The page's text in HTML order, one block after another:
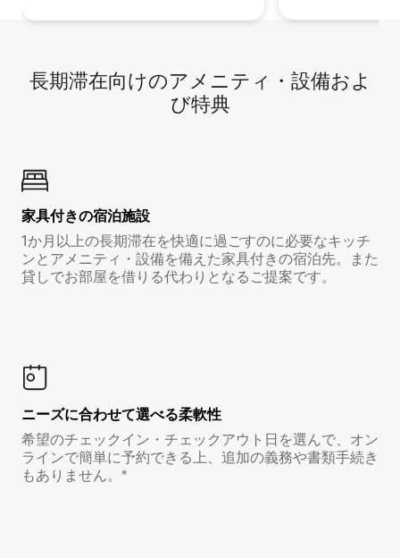
長期滞在向け⁠のア⁠メ⁠ニ⁠テ⁠ィ⁠・設⁠備⁠およ
び特⁠典
家具付き⁠の宿⁠泊⁠施⁠設
1か月以上の長期滞在を快適に過ごすのに必要なキッチ
ンとアメニティ・設備を備えた家具付きの宿泊先。また
貸しでお部屋を借りる代わりとなるご提案です。
ニーズに合わせて選べる柔軟性
希望のチェックイン・チェックアウト日を選んで、オン
ラインで簡単に予約できる上、追加の義務や書類手続き
もありません。*